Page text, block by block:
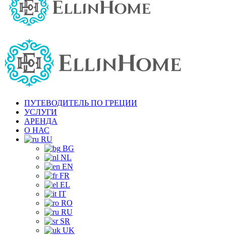
ПУТЕВОДИТЕЛЬ ПО ГРЕЦИИ
УСЛУГИ
АРЕНДА
О НАС
RU
BG
NL
EN
FR
EL
IT
RO
RU
SR
UK